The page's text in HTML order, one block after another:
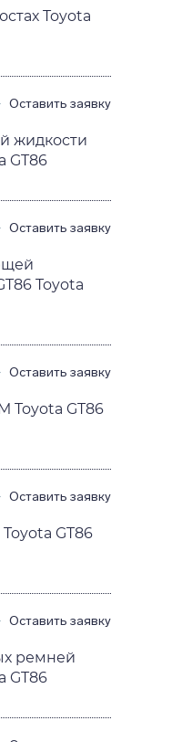
Toyota
Оставить заявку
жидкости
GT86
Оставить заявку
Toyota
Оставить заявку
Toyota GT86
Оставить заявку
GT86
Оставить заявку
ремней
GT86